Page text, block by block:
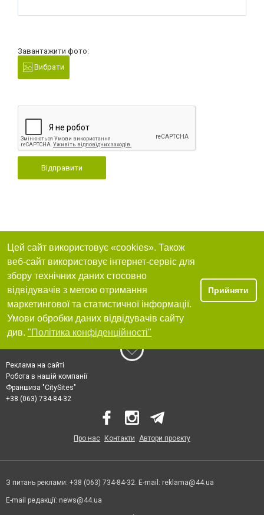
Завантажити фото:
Вибрати
Відправити
Цей сайт використовує «cookies». Також
веб-сайт використовує інтернет-сервіс для
збору технічних даних стосовно
відвідувачів з метою отримання
маркетингової та статистичної інформації.
Умови обробки даних відвідувачів сайту
див. "Політика конфіденційності"
Прийняти
Реклама на сайті
Робота в нашій компанії
Франшиза "CitySites"
+38 (063) 734-84-32
Про нас Контакти Автори проєкту
З питань реклами: +38 (063) 734-84-32. E-mail: reklama@44.ua
E-mail редакції: news@44.ua